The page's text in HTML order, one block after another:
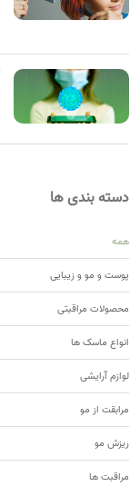
دسته بندی ها
همه
پوست و مو و زیبایی
محصولات مراقبتی
انواع ماسک ها
لوازم آرایشی
مرابقت از مو
ریزش مو
مراقبت ها